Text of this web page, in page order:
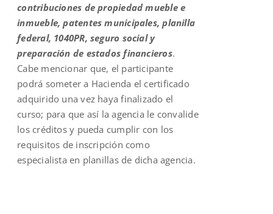
contribuciones de propiedad mueble e
inmueble, patentes municipales, planilla
federal, 1040PR, seguro social y
preparación de estados financieros.
Cabe mencionar que, el participante
podrá someter a Hacienda el certificado
adquirido una vez haya finalizado el
curso; para que así la agencia le convalide
los créditos y pueda cumplir con los
requisitos de inscripción como
especialista en planillas de dicha agencia.